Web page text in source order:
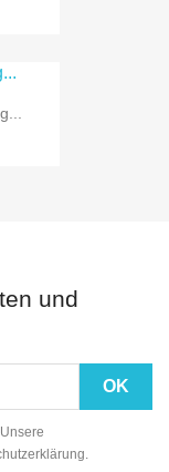
und